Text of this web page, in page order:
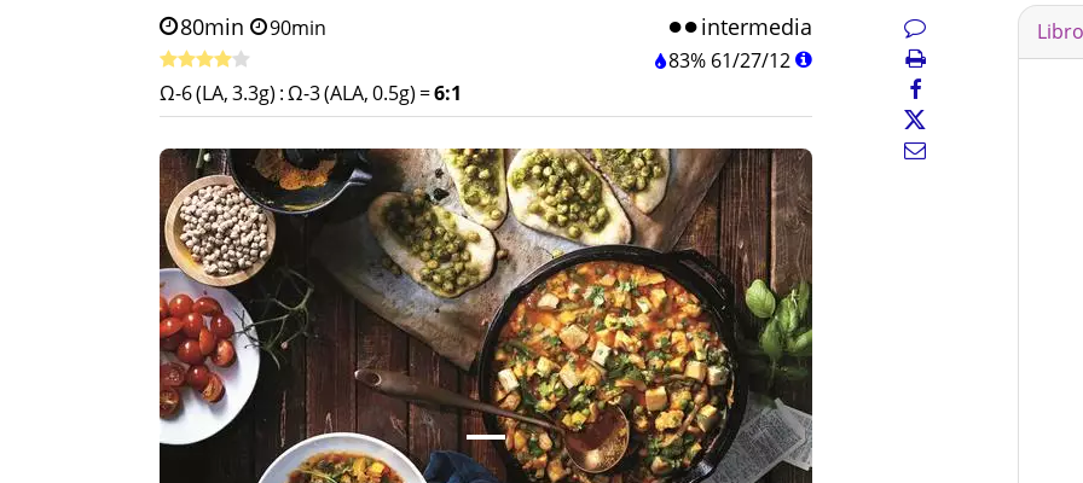
80min 90min intermedia
83% 61/27/12
Ω-6 (LA, 3.3g) :Ω-3 (ALA, 0.5g) =6:1
Libro